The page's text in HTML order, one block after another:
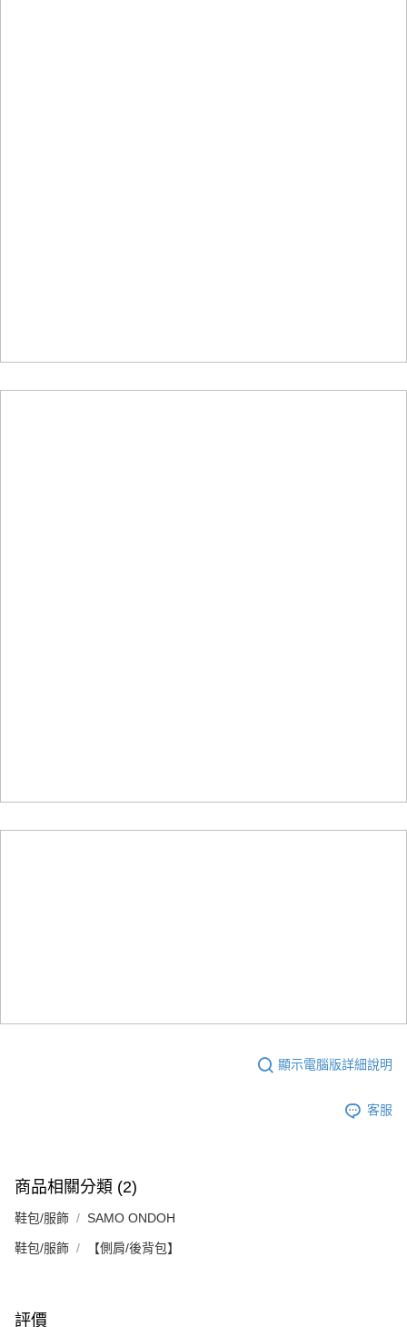
顯示電腦版詳細說明
客服
商品相關分類 (2)
鞋包/服飾 SAMO ONDOH
鞋包/服飾 【側肩/後背包】
評價